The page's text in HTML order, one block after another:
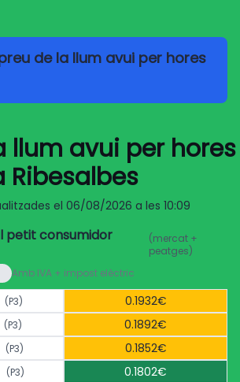
de la llum avui per hores
llum avui per hores
Ribesalbes
el 06/08/2026 a les 10:09
petit consumidor
(mercat +
peatges)
Amb IVA + impost elèctric
(P3)
0.1932€
(P3)
0.1892€
(P3)
0.1852€
(P3)
0.1802€